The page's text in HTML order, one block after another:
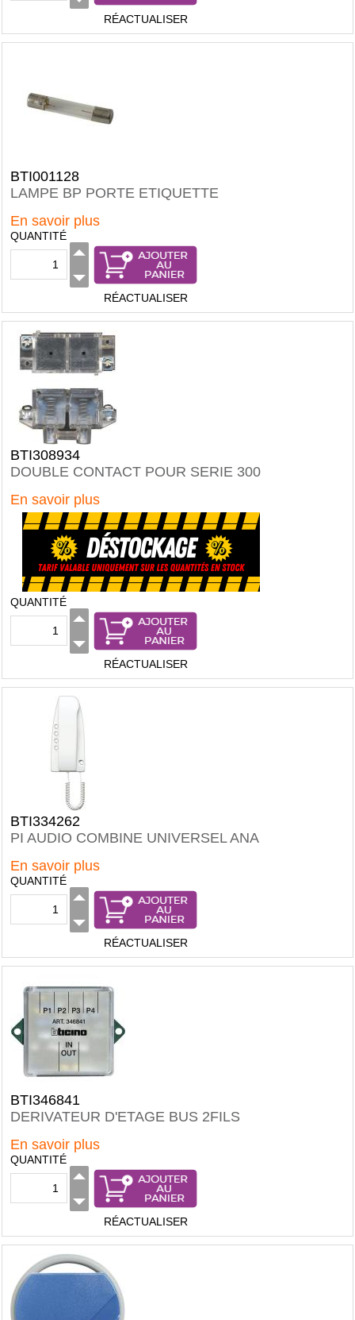
RÉACTUALISER
BTI001128
LAMPE BP PORTE ETIQUETTE
En savoir plus
QUANTITÉ
RÉACTUALISER
BTI308934
DOUBLE CONTACT POUR SERIE 300
En savoir plus
QUANTITÉ
RÉACTUALISER
BTI334262
PI AUDIO COMBINE UNIVERSEL ANA
En savoir plus
QUANTITÉ
RÉACTUALISER
BTI346841
DERIVATEUR D'ETAGE BUS 2FILS
En savoir plus
QUANTITÉ
RÉACTUALISER